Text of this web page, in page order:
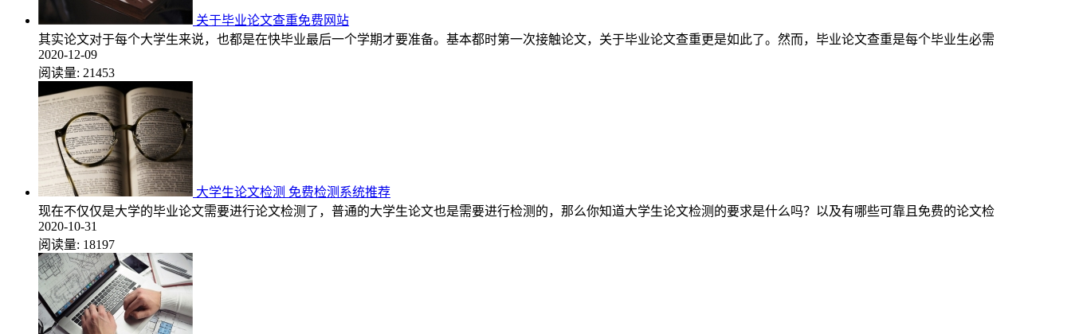
关于毕业论文查重免费网站
其实论文对于每个大学生来说，也都是在快毕业最后一个学期才要准备。基本都时第一次接触论文，关于毕业论文查重更是如此了。然而，毕业论文查重是每个毕业生必需
2020-12-09
阅读量: 21453
大学生论文检测 免费检测系统推荐
现在不仅仅是大学的毕业论文需要进行论文检测了，普通的大学生论文也是需要进行检测的，那么你知道大学生论文检测的要求是什么吗？以及有哪些可靠且免费的论文检
2020-10-31
阅读量: 18197